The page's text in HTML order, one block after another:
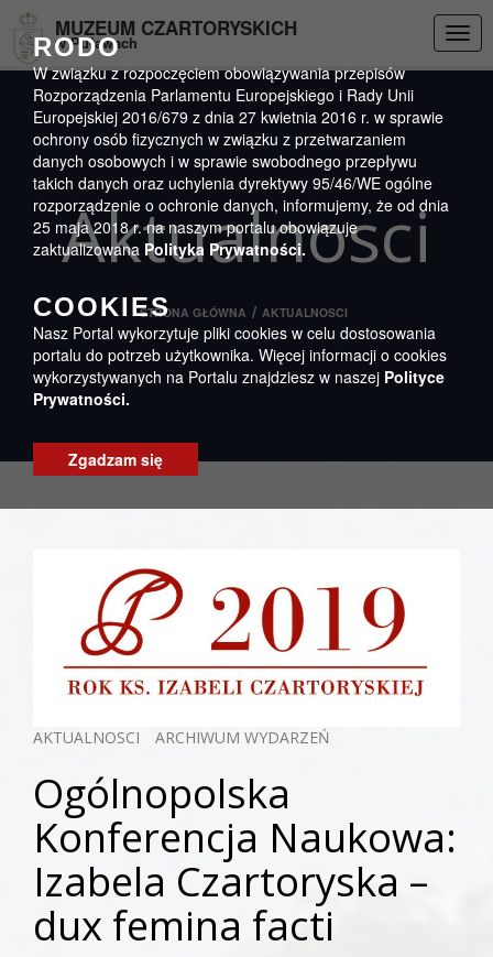
DEKLARACJA DOSTĘPNOŚCI
MUZEUM CZARTORYSKICH
w Puławach
Aktualnosci
STRONA GŁÓWNA / AKTUALNOSCI
AKTUALNOSCI ARCHIWUM WYDARZEŃ
Ogólnopolska
Konferencja Naukowa:
Izabela Czartoryska –
dux femina facti
RODO
W związku z rozpoczęciem obowiązywania przepisów
Rozporządzenia Parlamentu Europejskiego i Rady Unii
Europejskiej 2016/679 z dnia 27 kwietnia 2016 r. w sprawie
ochrony osób fizycznych w związku z przetwarzaniem
danych osobowych i w sprawie swobodnego przepływu
takich danych oraz uchylenia dyrektywy 95/46/WE ogólne
rozporządzenie o ochronie danych, informujemy, że od dnia
25 maja 2018 r. na naszym portalu obowiązuje
zaktualizowana Polityka Prywatności.
COOKIES
Nasz Portal wykorzytuje pliki cookies w celu dostosowania
portalu do potrzeb użytkownika. Więcej informacji o cookies
wykorzystywanych na Portalu znajdziesz w naszej Polityce
Prywatności.
Zgadzam się